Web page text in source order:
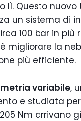
Questo nuovo
un sistema di
100 bar in più
migliorare la
più efficiente.
variabile,
e studiata
Nm arrivano